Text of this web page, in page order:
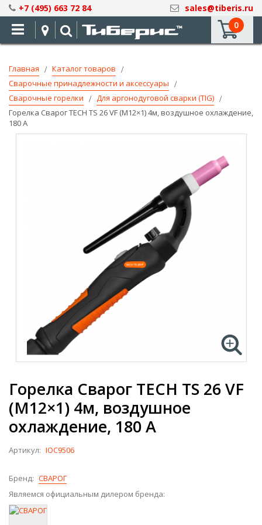
Skip
to
Content
+7 (495) 663 72 84
sales@tiberis.ru
0
Главная
Каталог товаров
Сварочные принадлежности и аксессуары
Сварочные горелки
Для аргонодуговой сварки (TIG)
Горелка Сварог TECH TS 26 VF (M12×1) 4м, воздушное охлаждение,
180 А
Горелка Сварог TECH TS 26 VF
(M12×1) 4м, воздушное
охлаждение, 180 А
Артикул: IOC9506
Бренд: СВАРОГ
Являемся официальным дилером бренда: